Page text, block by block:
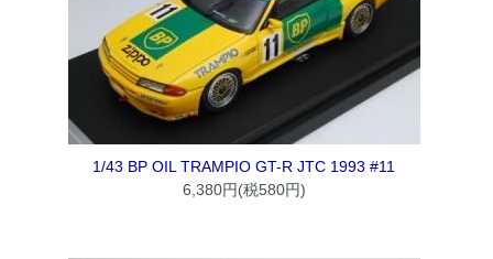
1/43 BP OIL TRAMPIO GT-R JTC 1993 #11
6,380円(税580円)